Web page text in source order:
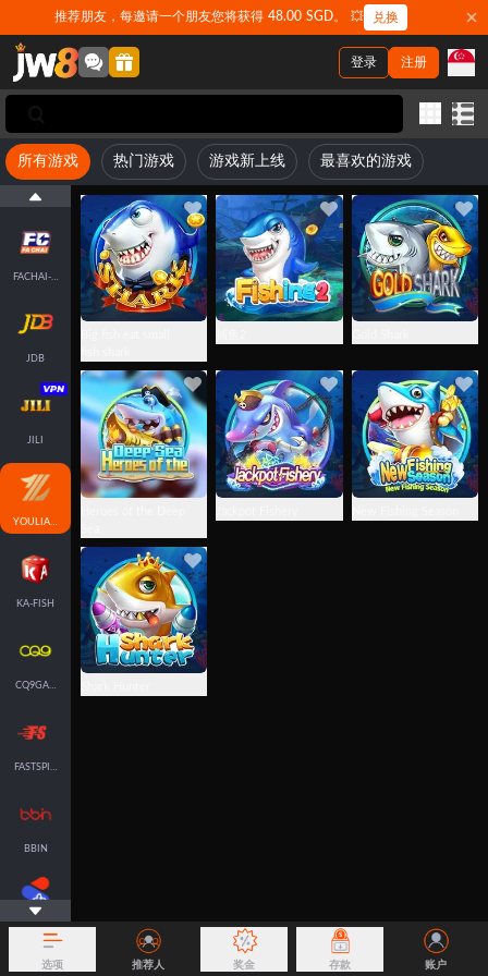
推荐朋友，每邀请一个朋友您将获得 48.00 SGD。 💥 兑换
注册
登录
所有游戏 热门游戏 游戏新上线 最喜欢的游戏
FACHAI-FISH
JDB
JILI
YOULIANGAMING
KA-FISH
CQ9GAMING
FASTSPIN-FISH
BBIN
SPLUS-FISH
选项 推荐人 奖金 存款 账户